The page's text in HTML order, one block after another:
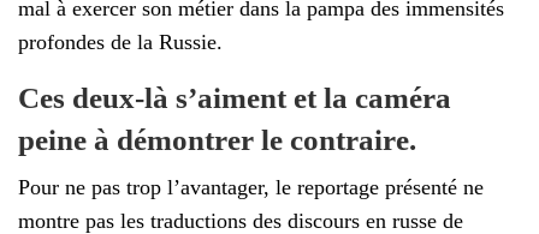
mal à exercer son métier dans la pampa des immensités
profondes de la Russie.
Ces deux-là s’aiment et la caméra
peine à démontrer le contraire.
Pour ne pas trop l’avantager, le reportage présenté ne
montre pas les traductions des discours en russe de